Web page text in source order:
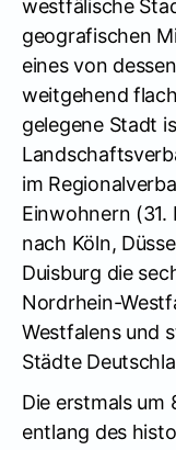
westfälische
geografischen
eines von
weitgehend
gelegene Stadt
im
Einwohnern
nach Köln,
Duisburg die
Nordrhein-
Westfalens und
Städte
Die erstmals
entlang des